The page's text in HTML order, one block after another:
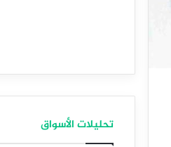
تحليلات الأسواق